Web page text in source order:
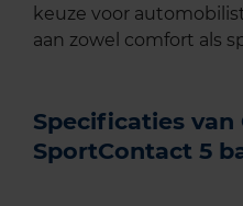
keuze voor
aan zowel comfort als
Specificaties
SportContact 5